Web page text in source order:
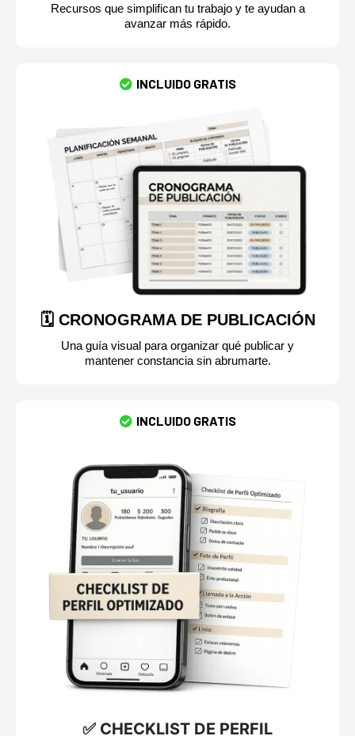
Recursos que simplifican tu trabajo y te ayudan a
avanzar más rápido.
INCLUIDO GRATIS
🗓️ CRONOGRAMA DE PUBLICACIÓN
Una guía visual para organizar qué publicar y
mantener constancia sin abrumarte.
INCLUIDO GRATIS
✅ CHECKLIST DE PERFIL